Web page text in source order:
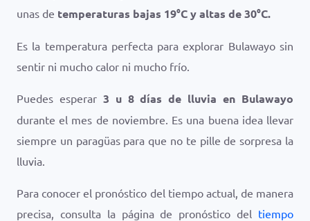
unas de temperaturas bajas 19°Cy altas de30°C.
Es la temperatura perfecta para explorar Bulawayo sin
sentir ni mucho calor ni mucho frío.
Puedes esperar 3 u 8 días de lluvia en Bulawayo
durante el mes de noviembre. Es una buena idea llevar
siempre un paragüas para que no te pille de sorpresa la
lluvia.
Para conocer el pronóstico del tiempo actual, de manera
precisa, consulta la página de pronóstico del tiempo